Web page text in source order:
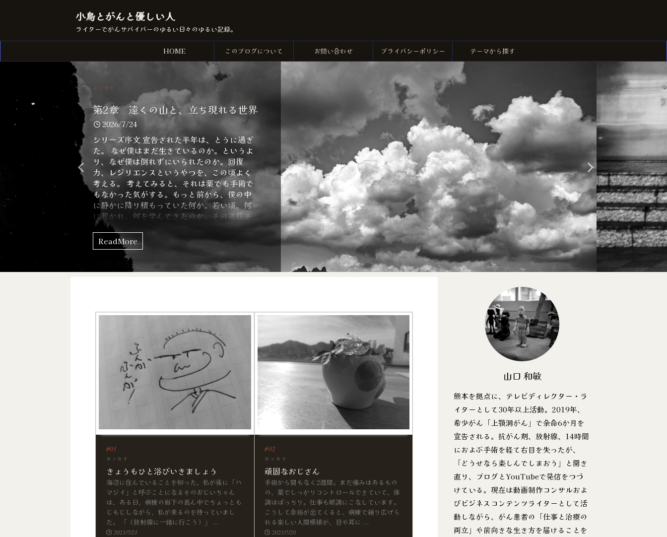
小鳥とがんと優しい人
ライターでがんサバイバーのゆるい日々のゆるい記録。
HOME このブログについて お問い合わせ プライバシーポリシー テーマから探す
エッセイ
第2章 遠くの山と、立ち現れる世界
2026/7/24
シリーズ序文 宣告された半年は、とうに過ぎ
た。 なぜ僕はまだ生きているのか。というよ
り、なぜ僕は倒れずにいられたのか。回復
力、レジリエンスというやつを、この頃よく
考える。 考えてみると、それは薬でも手術で
もなかった気がする。もっと前から、僕の中
に静かに降り積もっていた何か。若い頃、何
に惹かれ、何を学んできたのか。その道筋そ
のものが、いつのまにか僕を支える骨になっ
ていた。 だからここに、自分の哲学遍歴を、
シリーズとして書き残しておくことにした。
これは回復とは何かを知りたい、僕自身のた
めの記録でもある。 歩き ...
ReadMore
エッセイ
きょうもひと浴びいきましょう
2021/7/21
海辺に住んでいることを知った、私が後に「ハ
マジイ」と呼ぶことになるそのおじいちゃん
は、ある日、病棟の廊下の真ん中でちょっとも
じもじしながら、私が来るのを待っていまし
た。 「（放射線に一緒に行こう）」 ...
エッセイ
頑固なおじさん
2021/7/20
手術から間もなく2週間。まだ痛みはあるもの
の、薬でしっかりコントロールできていて、体
調はばっちり。仕事も順調にこなしています。
こうして余裕が出てくると、病棟で繰り広げら
れる楽しい人間模様が、目や耳に ...
山口 和敏
熊本を拠点に、テレビディレクター・ラ
イターとして30年以上活動。2019年、
希少がん「上顎洞がん」で余命6か月を
宣告される。抗がん剤、放射線、14時間
におよぶ手術を経て右目を失ったが、
「どうせなら楽しんでしまおう」と開き
直り、ブログとYouTubeで発信をつづ
けている。現在は動画制作コンサルおよ
びビジネスコンテンツライターとして活
動しながら、がん患者の「仕事と治療の
両立」や前向きな生き方を届けることを